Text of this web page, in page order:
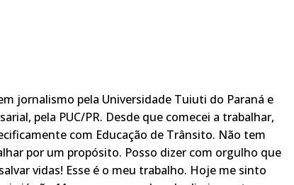
jornalismo pela Universidade Tuiuti do Paraná e
pela PUC/PR. Desde que comecei a trabalhar,
com Educação de Trânsito. Não tem
por um propósito. Posso dizer com orgulho que
vidas! Esse é o meu trabalho. Hoje me sinto